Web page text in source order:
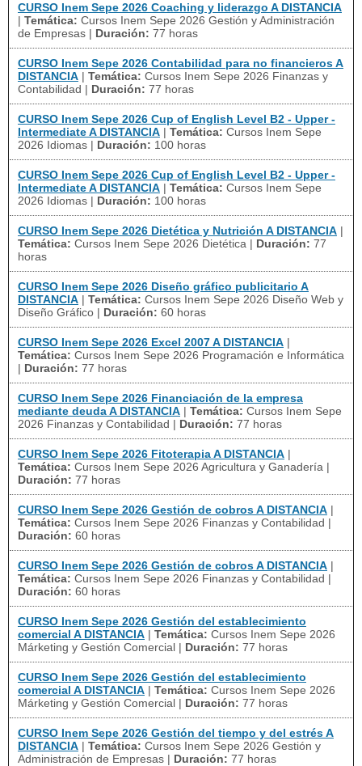
CURSO Inem Sepe 2026 Coaching y liderazgo A DISTANCIA
| Temática: Cursos Inem Sepe 2026 Gestión y Administración
de Empresas | Duración: 77 horas
CURSO Inem Sepe 2026 Contabilidad para no financieros A
DISTANCIA | Temática: Cursos Inem Sepe 2026 Finanzas y
Contabilidad | Duración: 77 horas
CURSO Inem Sepe 2026 Cup of English Level B2 - Upper -
Intermediate A DISTANCIA | Temática: Cursos Inem Sepe
2026 Idiomas | Duración: 100 horas
CURSO Inem Sepe 2026 Cup of English Level B2 - Upper -
Intermediate A DISTANCIA | Temática: Cursos Inem Sepe
2026 Idiomas | Duración: 100 horas
CURSO Inem Sepe 2026 Dietética y Nutrición A DISTANCIA |
Temática: Cursos Inem Sepe 2026 Dietética | Duración: 77
horas
CURSO Inem Sepe 2026 Diseño gráfico publicitario A
DISTANCIA | Temática: Cursos Inem Sepe 2026 Diseño Web y
Diseño Gráfico | Duración: 60 horas
CURSO Inem Sepe 2026 Excel 2007 A DISTANCIA |
Temática: Cursos Inem Sepe 2026 Programación e Informática
| Duración: 77 horas
CURSO Inem Sepe 2026 Financiación de la empresa
mediante deuda A DISTANCIA | Temática: Cursos Inem Sepe
2026 Finanzas y Contabilidad | Duración: 77 horas
CURSO Inem Sepe 2026 Fitoterapia A DISTANCIA |
Temática: Cursos Inem Sepe 2026 Agricultura y Ganadería |
Duración: 77 horas
CURSO Inem Sepe 2026 Gestión de cobros A DISTANCIA |
Temática: Cursos Inem Sepe 2026 Finanzas y Contabilidad |
Duración: 60 horas
CURSO Inem Sepe 2026 Gestión de cobros A DISTANCIA |
Temática: Cursos Inem Sepe 2026 Finanzas y Contabilidad |
Duración: 60 horas
CURSO Inem Sepe 2026 Gestión del establecimiento
comercial A DISTANCIA | Temática: Cursos Inem Sepe 2026
Márketing y Gestión Comercial | Duración: 77 horas
CURSO Inem Sepe 2026 Gestión del establecimiento
comercial A DISTANCIA | Temática: Cursos Inem Sepe 2026
Márketing y Gestión Comercial | Duración: 77 horas
CURSO Inem Sepe 2026 Gestión del tiempo y del estrés A
DISTANCIA | Temática: Cursos Inem Sepe 2026 Gestión y
Administración de Empresas | Duración: 77 horas